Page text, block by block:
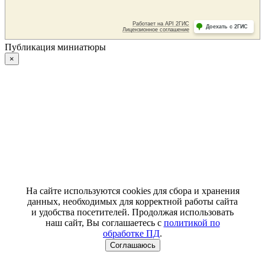
Публикация миниатюры
×
На сайте используются cookies для сбора и хранения
данных, необходимых для корректной работы сайта
и удобства посетителей. Продолжая использовать
наш сайт, Вы соглашаетесь с политикой по
обработке ПД.
Соглашаюсь